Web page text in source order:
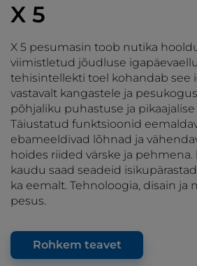
X 5
X 5 pesumasin toob nutika
viimistletud jõudluse
tehisintellekti toel kohandab see
vastavalt kangastele ja
põhjaliku puhastuse ja
Täiustatud funktsioonid
ebameeldivad lõhnad ja
hoides riided värske ja pehmena.
kaudu saad seadeid
ka eemalt. Tehnoloogia, disain ja
pesus.
Rohkem teavet